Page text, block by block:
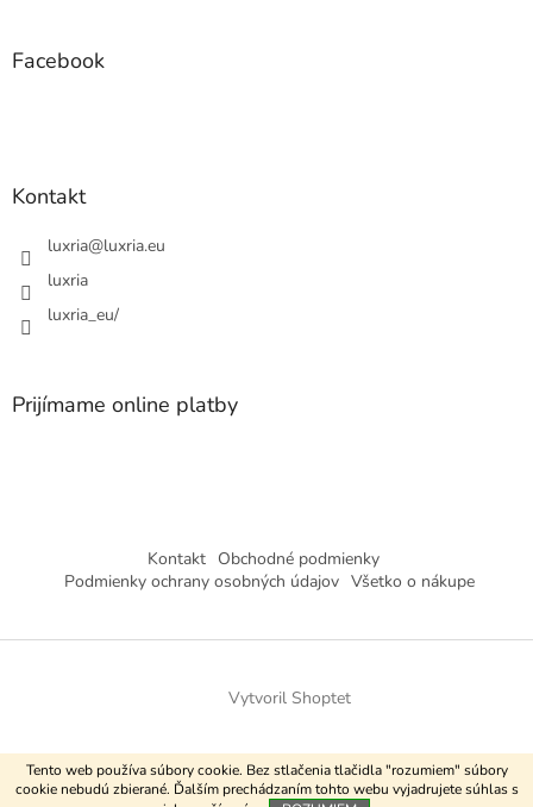
Tento web používa súbory cookie. Bez stlačenia tlačidla "rozumiem" súbory
cookie nebudú zbierané. Ďalším prechádzaním tohto webu vyjadrujete súhlas s
Facebook
Kontakt
luxria@luxria.eu
luxria
luxria_eu/
Prijímame online platby
Kontakt Obchodné podmienky
Podmienky ochrany osobných údajov Všetko o nákupe
Vytvoril Shoptet
Copyright 2026Luxria. Všetky práva vyhradené.